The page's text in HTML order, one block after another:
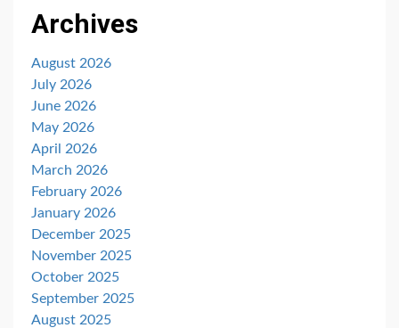
Archives
August 2026
July 2026
June 2026
May 2026
April 2026
March 2026
February 2026
January 2026
December 2025
November 2025
October 2025
September 2025
August 2025